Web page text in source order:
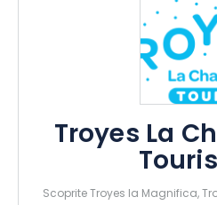
Troyes La
Scoprite Troyes la Magnifica,